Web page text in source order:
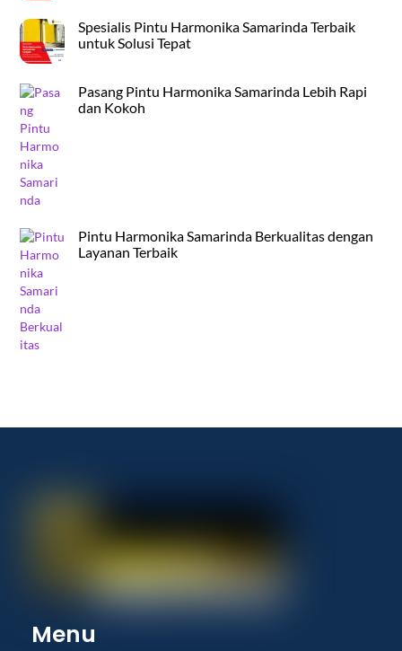
Spesialis Pintu Harmonika Samarinda Terbaik
untuk Solusi Tepat
Pasang Pintu Harmonika Samarinda Lebih Rapi
dan Kokoh
Pintu Harmonika Samarinda Berkualitas dengan
Layanan Terbaik
Menu